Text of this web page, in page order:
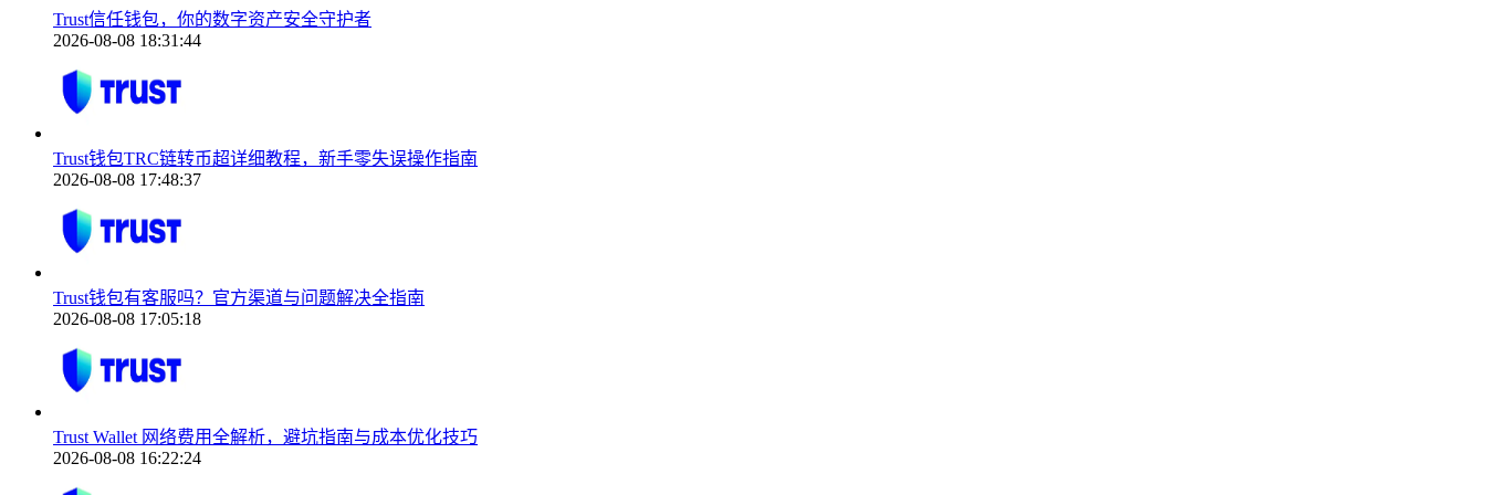
Trust信任钱包，你的数字资产安全守护者
2026-08-08 18:31:44
Trust钱包TRC链转币超详细教程，新手零失误操作指南
2026-08-08 17:48:37
Trust钱包有客服吗？官方渠道与问题解决全指南
2026-08-08 17:05:18
Trust Wallet 网络费用全解析，避坑指南与成本优化技巧
2026-08-08 16:22:24